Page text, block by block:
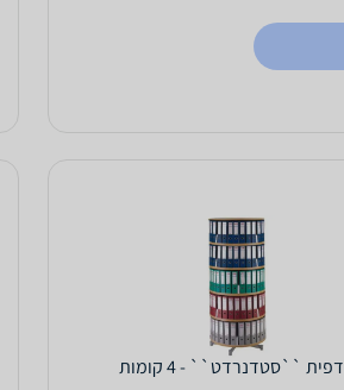
``סטדנרדט`` - 4 קומות